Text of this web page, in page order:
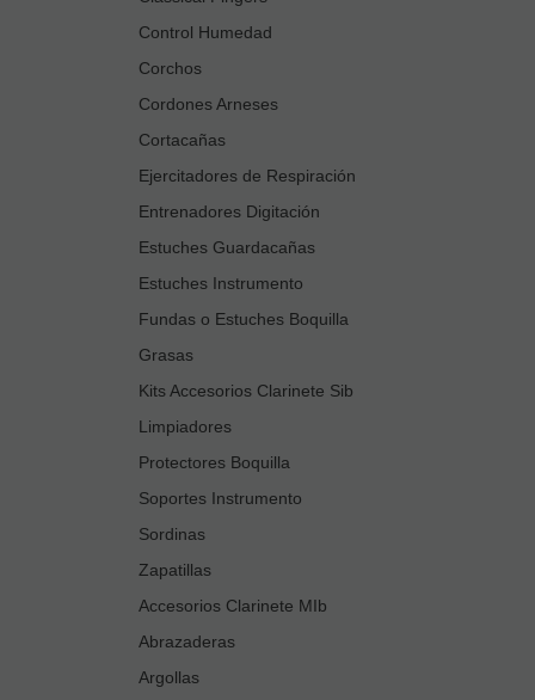
Control Humedad
Corchos
Cordones Arneses
Cortacañas
Ejercitadores de Respiración
Entrenadores Digitación
Estuches Guardacañas
Estuches Instrumento
Fundas o Estuches Boquilla
Grasas
Kits Accesorios Clarinete Sib
Limpiadores
Protectores Boquilla
Soportes Instrumento
Sordinas
Zapatillas
Accesorios Clarinete MIb
Abrazaderas
Argollas